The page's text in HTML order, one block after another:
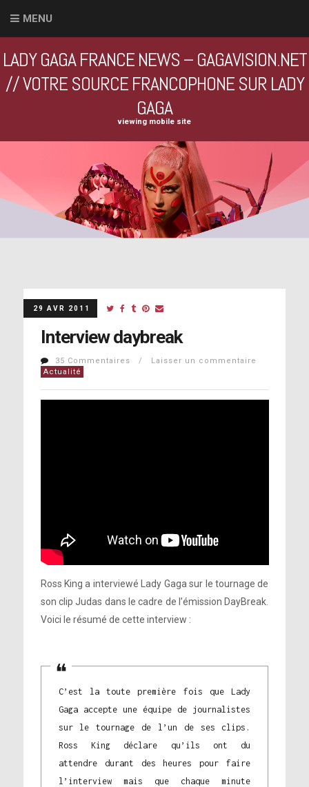
MENU
LADY GAGA FRANCE NEWS – GAGAVISION.NET
// VOTRE SOURCE FRANCOPHONE SUR LADY
GAGA
viewing mobile site
29 AVR 2011
Interview daybreak
35 Commentaires / Laisser un commentaire
Actualité
Ross King a interviewé Lady Gaga sur le tournage de
son clip Judas dans le cadre de l’émission DayBreak.
Voici le résumé de cette interview :
C’est la toute première fois que Lady
Gaga accepte une équipe de journalistes
sur le tournage de l’un de ses clips.
Ross King déclare qu’ils ont du
attendre durant des heures pour faire
l’interview mais que chaque minute